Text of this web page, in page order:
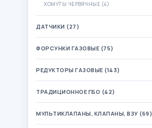
ХОМУТЫ ЧЕРВЯЧНЫЕ (4)
ДАТЧИКИ (27)
ФОРСУНКИ ГАЗОВЫЕ (75)
РЕДУКТОРЫ ГАЗОВЫЕ (143)
ТРАДИЦИОННОЕ ГБО (42)
МУЛЬТИКЛАПАНЫ, КЛАПАНЫ, ВЗУ (69)